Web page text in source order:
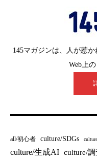
145マガジンは、人が惹
Web上
all/初心者 culture/SDGs
culture/生成AI culture/